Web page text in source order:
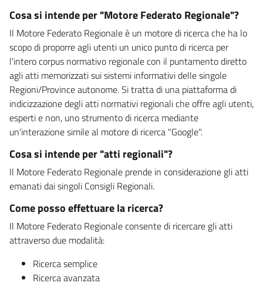
Cosa si intende per "Motore Federato Regionale"?
Il Motore Federato Regionale è un motore di ricerca che ha lo
scopo di proporre agli utenti un unico punto di ricerca per
l'intero corpus normativo regionale con il puntamento diretto
agli atti memorizzati sui sistemi informativi delle singole
Regioni/Province autonome. Si tratta di una piattaforma di
indicizzazione degli atti normativi regionali che offre agli utenti,
esperti e non, uno strumento di ricerca mediante
un'interazione simile al motore di ricerca "Google".
Cosa si intende per "atti regionali"?
Il Motore Federato Regionale prende in considerazione gli atti
emanati dai singoli Consigli Regionali.
Come posso effettuare la ricerca?
Il Motore Federato Regionale consente di ricercare gli atti
attraverso due modalità:
Ricerca semplice
Ricerca avanzata